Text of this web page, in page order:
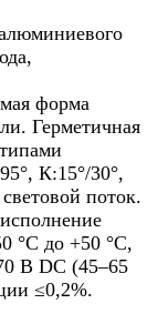
форма
Герметичная
К:15°/30°,
поток.
°C до +50 °C,
В DC (45–65
≤0,2%.​